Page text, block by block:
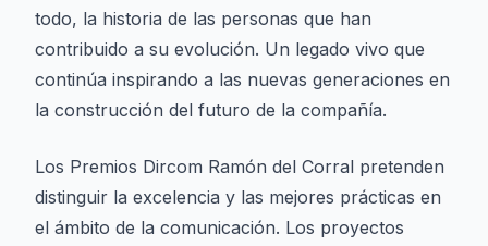
todo, la historia de las personas que han
contribuido a su evolución. Un legado vivo que
continúa inspirando a las nuevas generaciones en
la construcción del futuro de la compañía.
Los Premios Dircom Ramón del Corral pretenden
distinguir la excelencia y las mejores prácticas en
el ámbito de la comunicación. Los proyectos